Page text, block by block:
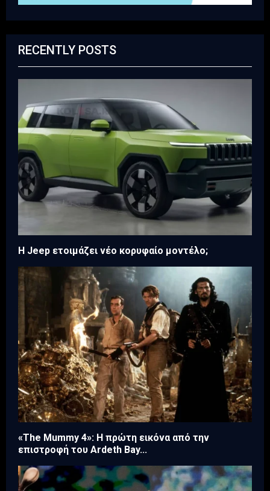
RECENTLY POSTS
H Jeep ετοιμάζει νέο κορυφαίο μοντέλο;
«The Mummy 4»: Η πρώτη εικόνα από την
επιστροφή του Ardeth Bay...